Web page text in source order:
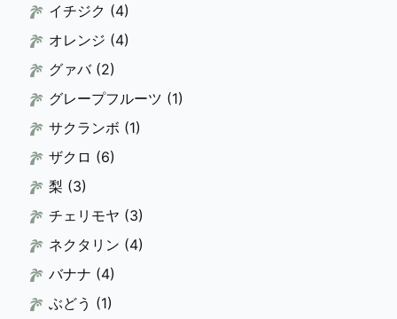
イチジク (4)
オレンジ (4)
グァバ(2)
グレープフルーツ (1)
サクランボ (1)
ザクロ (6)
梨 (3)
チェリモヤ (3)
ネクタリン (4)
バナナ (4)
ぶどう (1)